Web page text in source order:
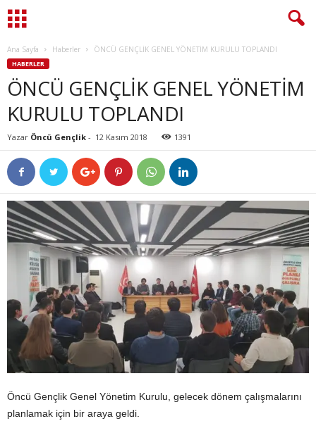
Ana Sayfa Haberler ÖNCÜ GENÇLİK GENEL YÖNETİM KURULU TOPLANDI
HABERLER
ÖNCÜ GENÇLİK GENEL YÖNETİM
KURULU TOPLANDI
Yazar Öncü Gençlik - 12 Kasım 2018 1391
Öncü Gençlik Genel Yönetim Kurulu, gelecek dönem çalışmalarını
planlamak için bir araya geldi.